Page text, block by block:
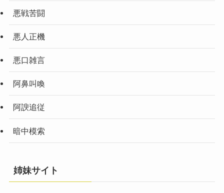
悪戦苦闘
悪人正機
悪口雑言
阿鼻叫喚
阿諛追従
暗中模索
姉妹サイト